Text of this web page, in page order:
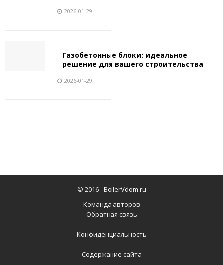
2026-01-29
Газобетонные блоки: идеальное
решение для вашего строительства
2026-01-29
© 2016 -BoilerVdom.ru
Команда авторов
Обратная связь
Конфиденциальность
Содержание сайта